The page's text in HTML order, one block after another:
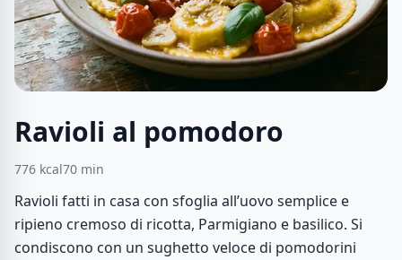
Ravioli al pomodoro
776 kcal70 min
Ravioli fatti in casa con sfoglia all’uovo semplice e
ripieno cremoso di ricotta, Parmigiano e basilico. Si
condiscono con un sughetto veloce di pomodorini